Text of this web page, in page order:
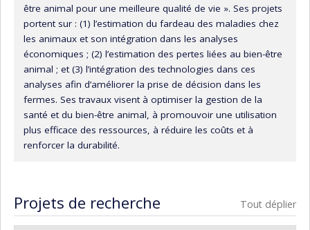
être animal pour une meilleure qualité de vie ». Ses projets
portent sur : (1) l’estimation du fardeau des maladies chez
les animaux et son intégration dans les analyses
économiques ; (2) l’estimation des pertes liées au bien-être
animal ; et (3) l’intégration des technologies dans ces
analyses afin d’améliorer la prise de décision dans les
fermes. Ses travaux visent à optimiser la gestion de la
santé et du bien-être animal, à promouvoir une utilisation
plus efficace des ressources, à réduire les coûts et à
renforcer la durabilité.
Projets de recherche Tout déplier